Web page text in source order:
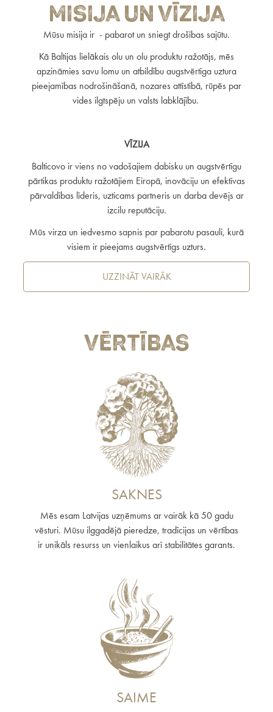
Misija un Vīzija
Mūsu misija ir - pabarot un sniegt drošības sajūtu.
Kā Baltijas lielākais olu un olu produktu ražotājs, mēs
apzināmies savu lomu un atbildību augstvērtīga uztura
pieejamības nodrošināšanā, nozares attīstībā, rūpēs par
vides ilgtspēju un valsts labklājību.
VĪZIJA
Balticovo ir viens no vadošajiem dabisku un augstvērtīgu
pārtikas produktu ražotājiem Eiropā, inovāciju un efektīvas
pārvaldības līderis, uzticams partneris un darba devējs ar
izcilu reputāciju.
Mūs virza un iedvesmo sapnis par pabarotu pasauli, kurā
visiem ir pieejams augstvērtīgs uzturs.
UZZINĀT VAIRĀK
Vērtības
SAKNES
Mēs esam Latvijas uzņēmums ar vairāk kā 50 gadu
vēsturi. Mūsu ilggadējā pieredze, tradīcijas un vērtības
ir unikāls resurss un vienlaikus arī stabilitātes garants.
SAIME